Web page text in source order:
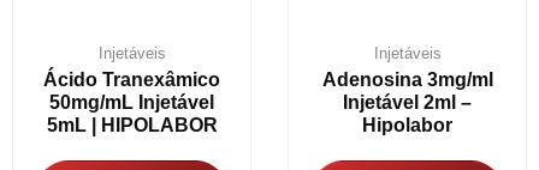
Injetáveis
Ácido Tranexâmico
50mg/mL Injetável
5mL | HIPOLABOR
Injetáveis
Adenosina 3mg/ml
Injetável 2ml –
Hipolabor